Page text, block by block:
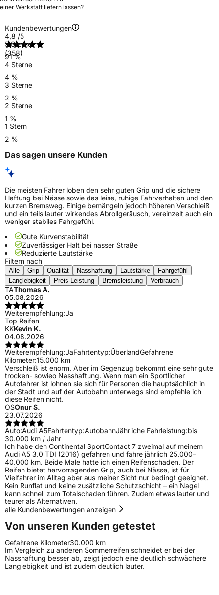
einer Werkstatt liefern lassen?
Kundenbewertungen
4,8 /5
(358)
5 Sterne
91 %
4 Sterne
4 %
3 Sterne
2 %
2 Sterne
1 %
1 Stern
2 %
Das sagen unsere Kunden
Die meisten Fahrer loben den sehr guten Grip und die sichere
Haftung bei Nässe sowie das leise, ruhige Fahrverhalten und den
kurzen Bremsweg. Einige bemängeln jedoch höheren Verschleiß
und ein teils lauter wirkendes Abrollgeräusch, vereinzelt auch ein
weniger stabiles Fahrgefühl.
Gute Kurvenstabilität
Zuverlässiger Halt bei nasser Straße
Reduzierte Lautstärke
Filtern nach
Alle Grip Qualität Nasshaftung Lautstärke
Fahrgefühl
Langlebigkeit
Preis-Leistung Bremsleistung Verbrauch
TAThomas A.
05.08.2026
Weiterempfehlung:Ja
Top Reifen
KKKevin K.
04.08.2026
Weiterempfehlung:JaFahrtentyp:ÜberlandGefahrene
Kilometer:15.000 km
Verschleiß ist enorm. Aber im Gegenzug bekommt eine sehr gute
trocken- sowieo Nasshaftung. Wenn man ein Sportlicher
Autofahrer ist lohnen sie sich für Personen die hauptsächlich in
der Stadt und auf der Autobahn unterwegs sind empfehle ich
diese Reifen nicht.
OSOnur S.
23.07.2026
Auto:Audi A5Fahrtentyp:AutobahnJährliche Fahrleistung:bis
30.000 km / Jahr
Ich habe den Continental SportContact 7 zweimal auf meinem
Audi A5 3.0 TDI (2016) gefahren und fahre jährlich 25.000–
40.000 km. Beide Male hatte ich einen Reifenschaden. Der
Reifen bietet hervorragenden Grip, auch bei Nässe, ist für
Vielfahrer im Alltag aber aus meiner Sicht nur bedingt geeignet.
Kein Runflat und keine zusätzliche Schutzschicht – ein Nagel
kann schnell zum Totalschaden führen. Zudem etwas lauter und
teurer als Alternativen.
alle Kundenbewertungen anzeigen
Von unseren Kunden getestet
Gefahrene Kilometer30.000 km
Im Vergleich zu anderen Sommerreifen schneidet er bei der
Nasshaftung besser ab, zeigt jedoch eine deutlich schwächere
Langlebigkeit und ist zudem deutlich lauter.